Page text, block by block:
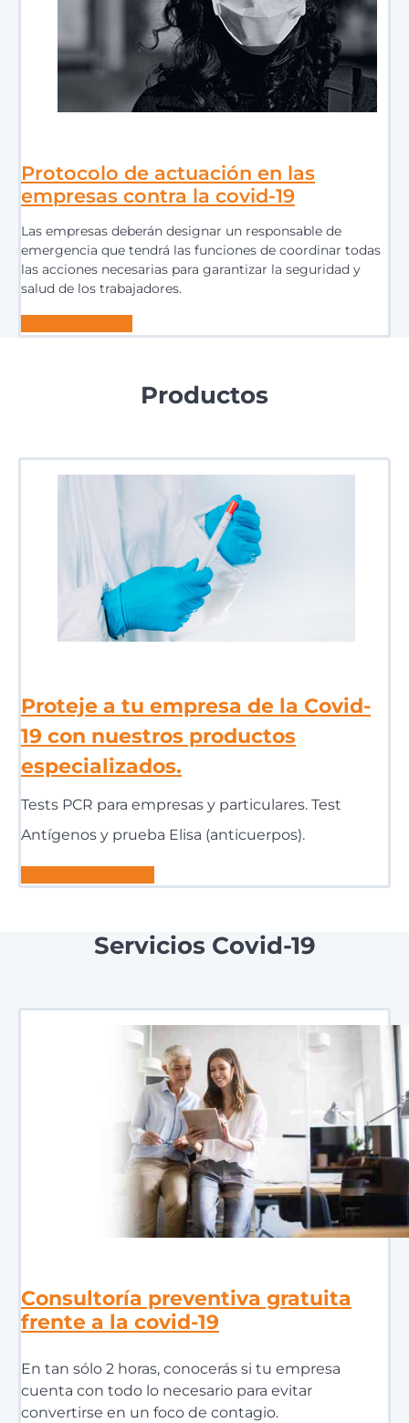
Protocolo de actuación en las
empresas contra la covid-19
Las empresas deberán designar un responsable de
emergencia que tendrá las funciones de coordinar todas
las acciones necesarias para garantizar la seguridad y
salud de los trabajadores.
Productos
Proteje a tu empresa de la Covid-
19 con nuestros productos
especializados.
Tests PCR para empresas y particulares. Test
Antígenos y prueba Elisa (anticuerpos).
Servicios Covid-19
Consultoría preventiva gratuita
frente a la covid-19
En tan sólo 2 horas, conocerás si tu empresa
cuenta con todo lo necesario para evitar
convertirse en un foco de contagio.